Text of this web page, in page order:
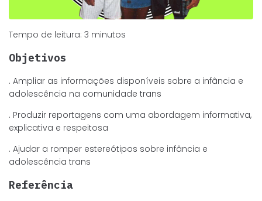
Tempo de leitura: 3 minutos
Objetivos
. Ampliar as informações disponíveis sobre a infância e
adolescência na comunidade trans
. Produzir reportagens com uma abordagem informativa,
explicativa e respeitosa
. Ajudar a romper estereótipos sobre infância e
adolescência trans
Referência